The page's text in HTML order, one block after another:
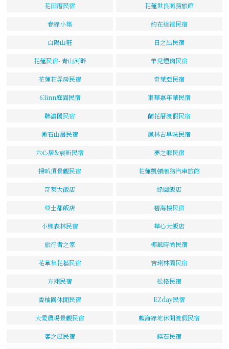
花田厝民宿 花蓮世良商務旅館
春綠小築 約在這裡民宿
白陽山莊 日之出民宿
花蓮民宿- 青山河畔 羊兒煙囪民宿
花蓮花弄房民宿 奇萊亞民宿
63inn庭園民宿 東華嘉年華民宿
聽濤閣民宿 蘭花厝渡假民宿
漱石山居民宿 鳳林古早味民宿
六心居&宸昕民宿 夢之鄉民宿
掃叭頂景觀民宿 花蓮凱頓商務汽車旅館
奇萊大飯店 綠園飯店
亞士都飯店 碧海樓民宿
小熊森林民宿 華心大飯店
旅行者之家 椰風時尚民宿
花草集花藝民宿 吉琍林園民宿
方翊民宿 松格民宿
香柚園休閒民宿 EZday民宿
大愛農場景觀民宿 藍海綠地休閒渡假民宿
客之屋民宿 鏷石民宿